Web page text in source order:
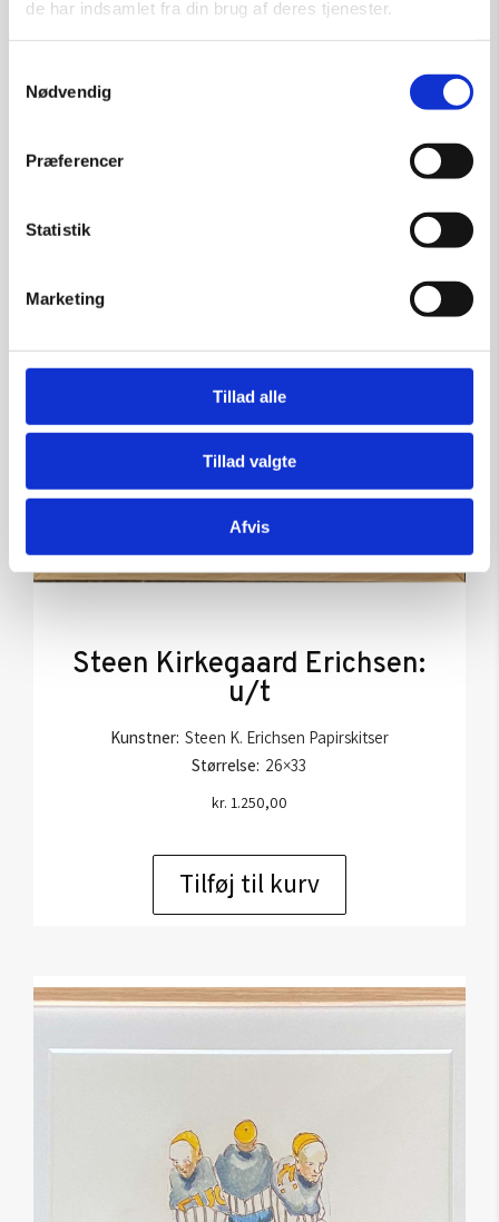
de har indsamlet fra din brug af deres tjenester.
Nødvendig
Præferencer
Statistik
Marketing
Tillad alle
Tillad valgte
Afvis
Steen Kirkegaard Erichsen:
u/t
Kunstner: Steen K. Erichsen Papirskitser
Størrelse: 26×33
kr. 1.250,00
Tilføj til kurv